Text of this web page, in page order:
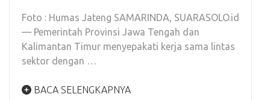
Foto : Humas Jateng SAMARINDA, SUARASOLO.id
— Pemerintah Provinsi Jawa Tengah dan
Kalimantan Timur menyepakati kerja sama lintas
sektor dengan …
BACA SELENGKAPNYA